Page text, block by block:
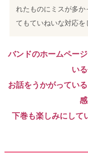
れたものにミスが多か
てもていねいな対応を
バンドのホームペー
い
お話をうかがってい
下巻も楽しみにして